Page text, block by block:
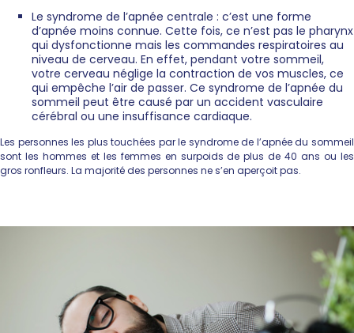
Le syndrome de l’apnée centrale : c’est une forme
d’apnée moins connue. Cette fois, ce n’est pas le pharynx
qui dysfonctionne mais les commandes respiratoires au
niveau de cerveau. En effet, pendant votre sommeil,
votre cerveau néglige la contraction de vos muscles, ce
qui empêche l’air de passer. Ce syndrome de l’apnée du
sommeil peut être causé par un accident vasculaire
cérébral ou une insuffisance cardiaque.
Les personnes les plus touchées par le syndrome de l’apnée du sommeil
sont les hommes et les femmes en surpoids de plus de 40 ans ou les
gros ronfleurs. La majorité des personnes ne s’en aperçoit pas.